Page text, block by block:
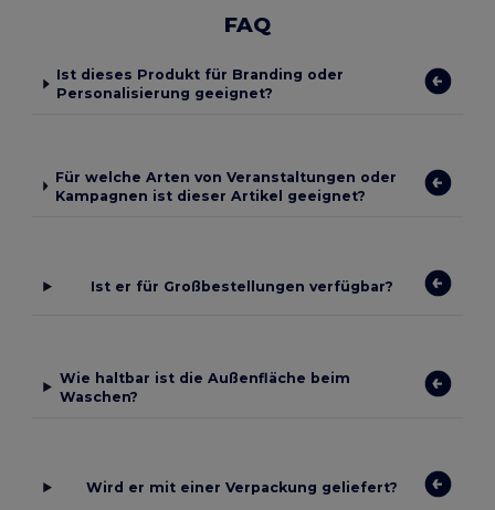
FAQ
Ist dieses Produkt für Branding oder
Personalisierung geeignet?
Für welche Arten von Veranstaltungen oder
Kampagnen ist dieser Artikel geeignet?
Ist er für Großbestellungen verfügbar?
Wie haltbar ist die Außenfläche beim
Waschen?
Wird er mit einer Verpackung geliefert?